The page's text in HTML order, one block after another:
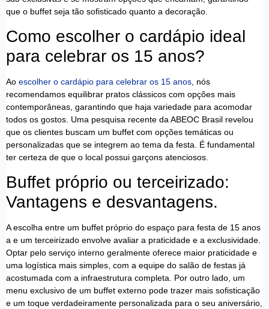
que o buffet seja tão sofisticado quanto a decoração.
Como escolher o cardápio ideal
para celebrar os 15 anos?
Ao escolher o cardápio para celebrar os 15 anos , nós
recomendamos equilibrar pratos clássicos com opções mais
contemporâneas, garantindo que haja variedade para acomodar
todos os gostos. Uma pesquisa recente da ABEOC Brasil revelou
que os clientes buscam um buffet com opções temáticas ou
personalizadas que se integrem ao tema da festa. É fundamental
ter certeza de que o local possui garçons atenciosos.
Buffet próprio ou terceirizado:
Vantagens e desvantagens.
A escolha entre um buffet próprio do espaço para festa de 15 anos
a e um terceirizado envolve avaliar a praticidade e a exclusividade.
Optar pelo serviço interno geralmente oferece maior praticidade e
uma logística mais simples, com a equipe do salão de festas já
acostumada com a infraestrutura completa. Por outro lado, um
menu exclusivo de um buffet externo pode trazer mais sofisticação
e um toque verdadeiramente personalizada para o seu aniversário,